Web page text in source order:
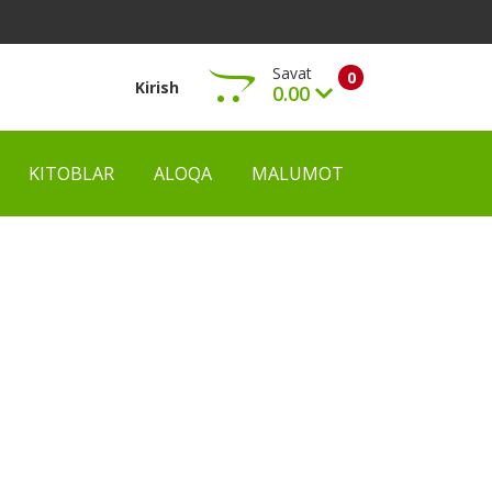
Kirish 0
Savat
0.00
Ko‘rish
KITOBLAR ALOQA MALUMOT